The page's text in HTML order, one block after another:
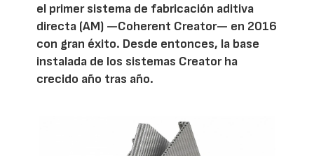
el primer sistema de fabricación aditiva
directa (AM) —Coherent Creator— en 2016
con gran éxito. Desde entonces, la base
instalada de los sistemas Creator ha
crecido año tras año.